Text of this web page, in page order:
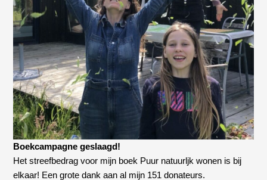
Boekcampagne geslaagd!
Het streefbedrag voor mijn boek Puur natuurljk wonen is bij
elkaar! Een grote dank aan al mijn 151 donateurs.